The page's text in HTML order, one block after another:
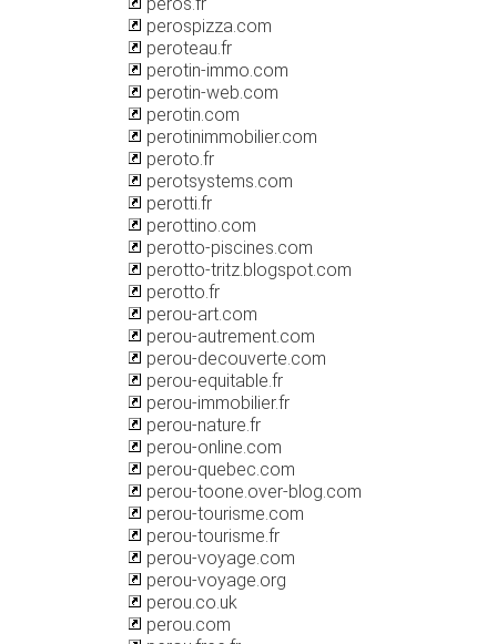
perospizza.com
peroteau.fr
perotin-immo.com
perotin-web.com
perotin.com
perotinimmobilier.com
peroto.fr
perotsystems.com
perotti.fr
perottino.com
perotto-piscines.com
perotto-tritz.blogspot.com
perotto.fr
perou-art.com
perou-autrement.com
perou-decouverte.com
perou-equitable.fr
perou-immobilier.fr
perou-nature.fr
perou-online.com
perou-quebec.com
perou-toone.over-blog.com
perou-tourisme.com
perou-tourisme.fr
perou-voyage.com
perou-voyage.org
perou.co.uk
perou.com